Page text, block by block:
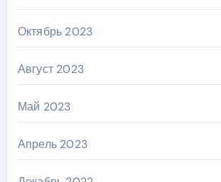
Октябрь 2023
Август 2023
Май 2023
Апрель 2023